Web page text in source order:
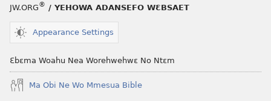
JW.ORG® / YEHOWA ADANSEFO WƐBSAET
Appearance Settings
Ɛbɛma Woahu Nea Worehwehwɛ No Ntɛm
Ma Obi Ne Wo Mmesua Bible